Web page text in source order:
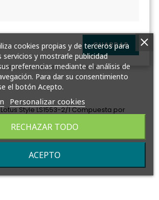
GUARDAR
Style LS1553-2/1 Compuesta por
Acero Inoxidable
‹ ›
cookies propias y de terceros para
y mostrarle publicidad
preferencias mediante el análisis de
Para dar su consentimiento
el botón Acepto.
Personalizar cookies
RECHAZAR TODO
ACEPTO